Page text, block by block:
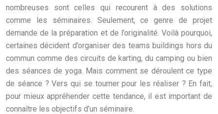
nombreuses sont celles qui recourent à des solutions
comme les séminaires. Seulement, ce genre de projet
demande de la préparation et de l’originalité. Voilà pourquoi,
certaines décident d’organiser des teams buildings hors du
commun comme des circuits de karting, du camping ou bien
des séances de yoga. Mais comment se déroulent ce type
de séance ? Vers qui se tourner pour les réaliser ? En fait,
pour mieux appréhender cette tendance, il est important de
connaître les objectifs d’un séminaire.